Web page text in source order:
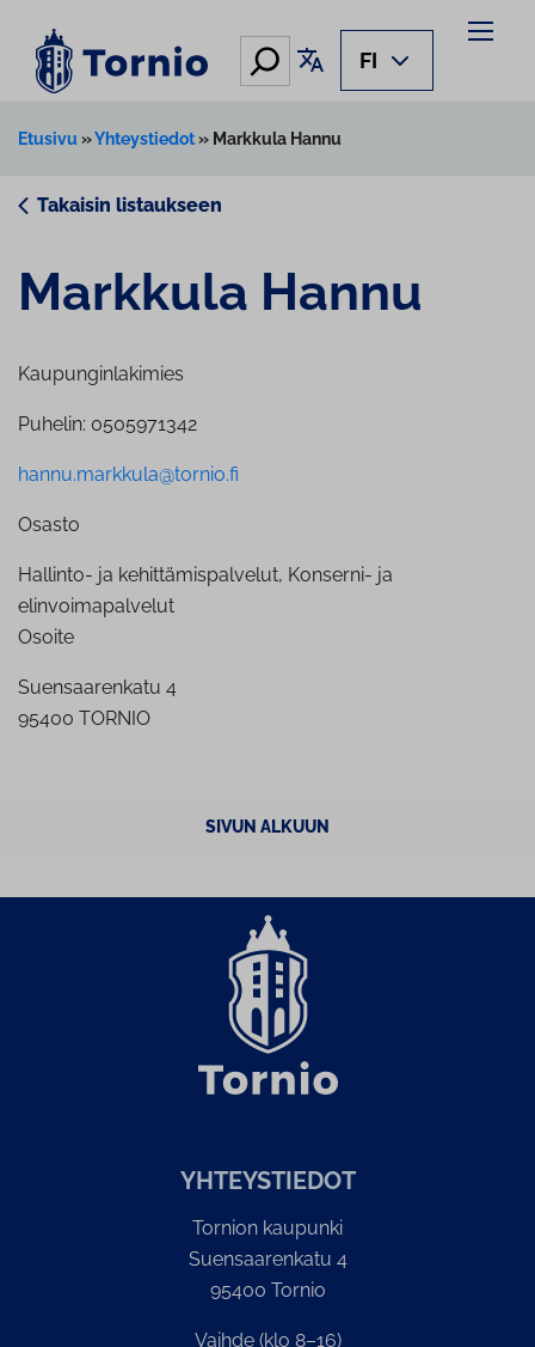
sisältöön
Hae Käännä sivu
FI
Etusivu »Yhteystiedot» Markkula Hannu
Takaisin listaukseen
Markkula Hannu
Kaupunginlakimies
Puhelin: 0505971342
hannu.markkula@tornio.fi
Osasto
Hallinto- ja kehittämispalvelut, Konserni- ja
elinvoimapalvelut
Osoite
Suensaarenkatu 4
95400 TORNIO
SIVUN ALKUUN
YH­TEYS­TIE­DOT
Tornion kaupunki
Suensaarenkatu 4
95400 Tornio
Vaihde (klo 8–16)